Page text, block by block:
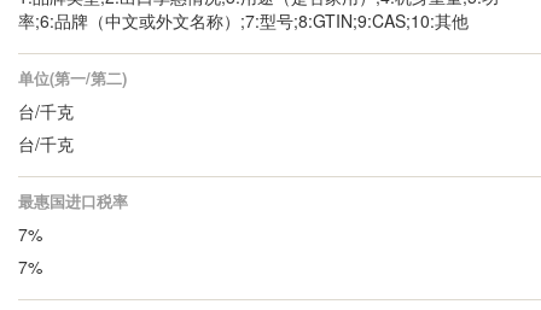
率;6:品牌（中文或外文名称）;7:型号;8:GTIN;9:CAS;10:其他
单位(第一/第二)
台/千克
台/千克
最惠国进口税率
7%
7%